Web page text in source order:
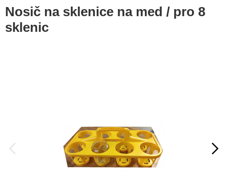
Nosič na sklenice na med / pro 8
sklenic